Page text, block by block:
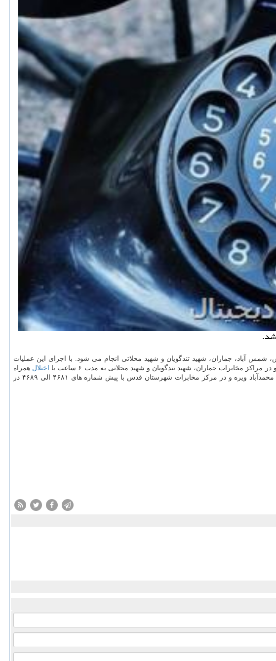
شمس آباد، جماران، شهید تندگویان و شهید محلاتی انجام می شود. با اجرای این عملیات
اختلال همراه
می باشد. همین طور ارتباط تلفنی مشتریان در مركز مخابرات اسدآباد با پیش شماره ۶۵۶۸ در محدوده شهریار، رزكان، صباشهر و محمدآباد ویره و در مركز مخابرات شهرستان قدس با پیش شماره های ۴۶۸۱ الی ۴۶۸۹ در